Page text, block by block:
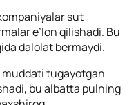
sut
e’lon qilishadi. Bu
dalolat bermaydi.
muddati tugayotgan
bu albatta pulning